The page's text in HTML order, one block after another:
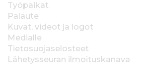
Työpaikat
Palaute
Kuvat, videot ja logot
Medialle
Tietosuojaselosteet
Lähetysseuran ilmoituskanava